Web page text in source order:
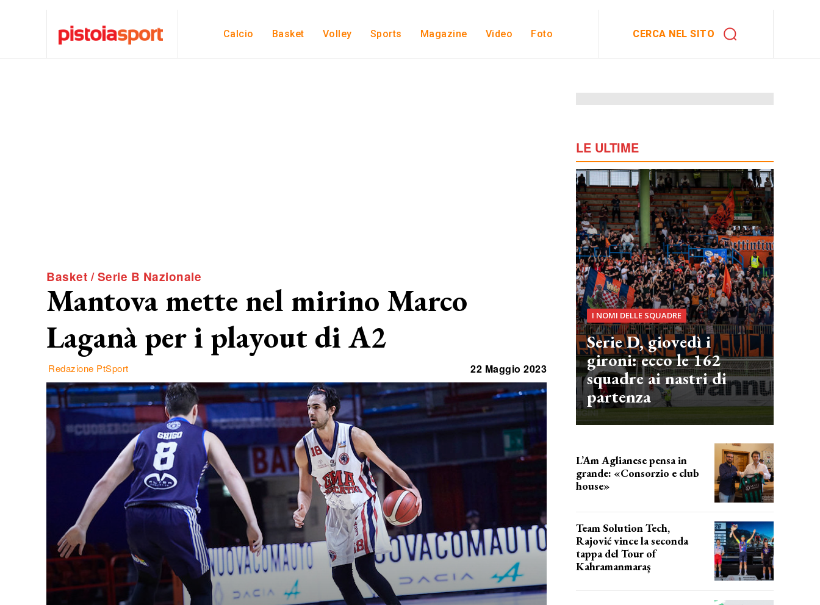
Calcio Basket Volley Sports Magazine Video Foto CERCA NEL SITO
Basket / Serie B Nazionale
Mantova mette nel mirino Marco
Laganà per i playout di A2
Redazione PtSport 22 Maggio 2023
LE ULTIME
I NOMI DELLE SQUADRE
Serie D, giovedì i
gironi: ecco le 162
squadre ai nastri di
partenza
L’Am Aglianese pensa in
grande: «Consorzio e club
house»
Team Solution Tech,
Rajović vince la seconda
tappa del Tour of
Kahramanmaraş